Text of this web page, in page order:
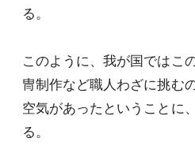
る。
このように、我が国ではこ
冑制作など職人わざに挑む
空気があったということに
る。